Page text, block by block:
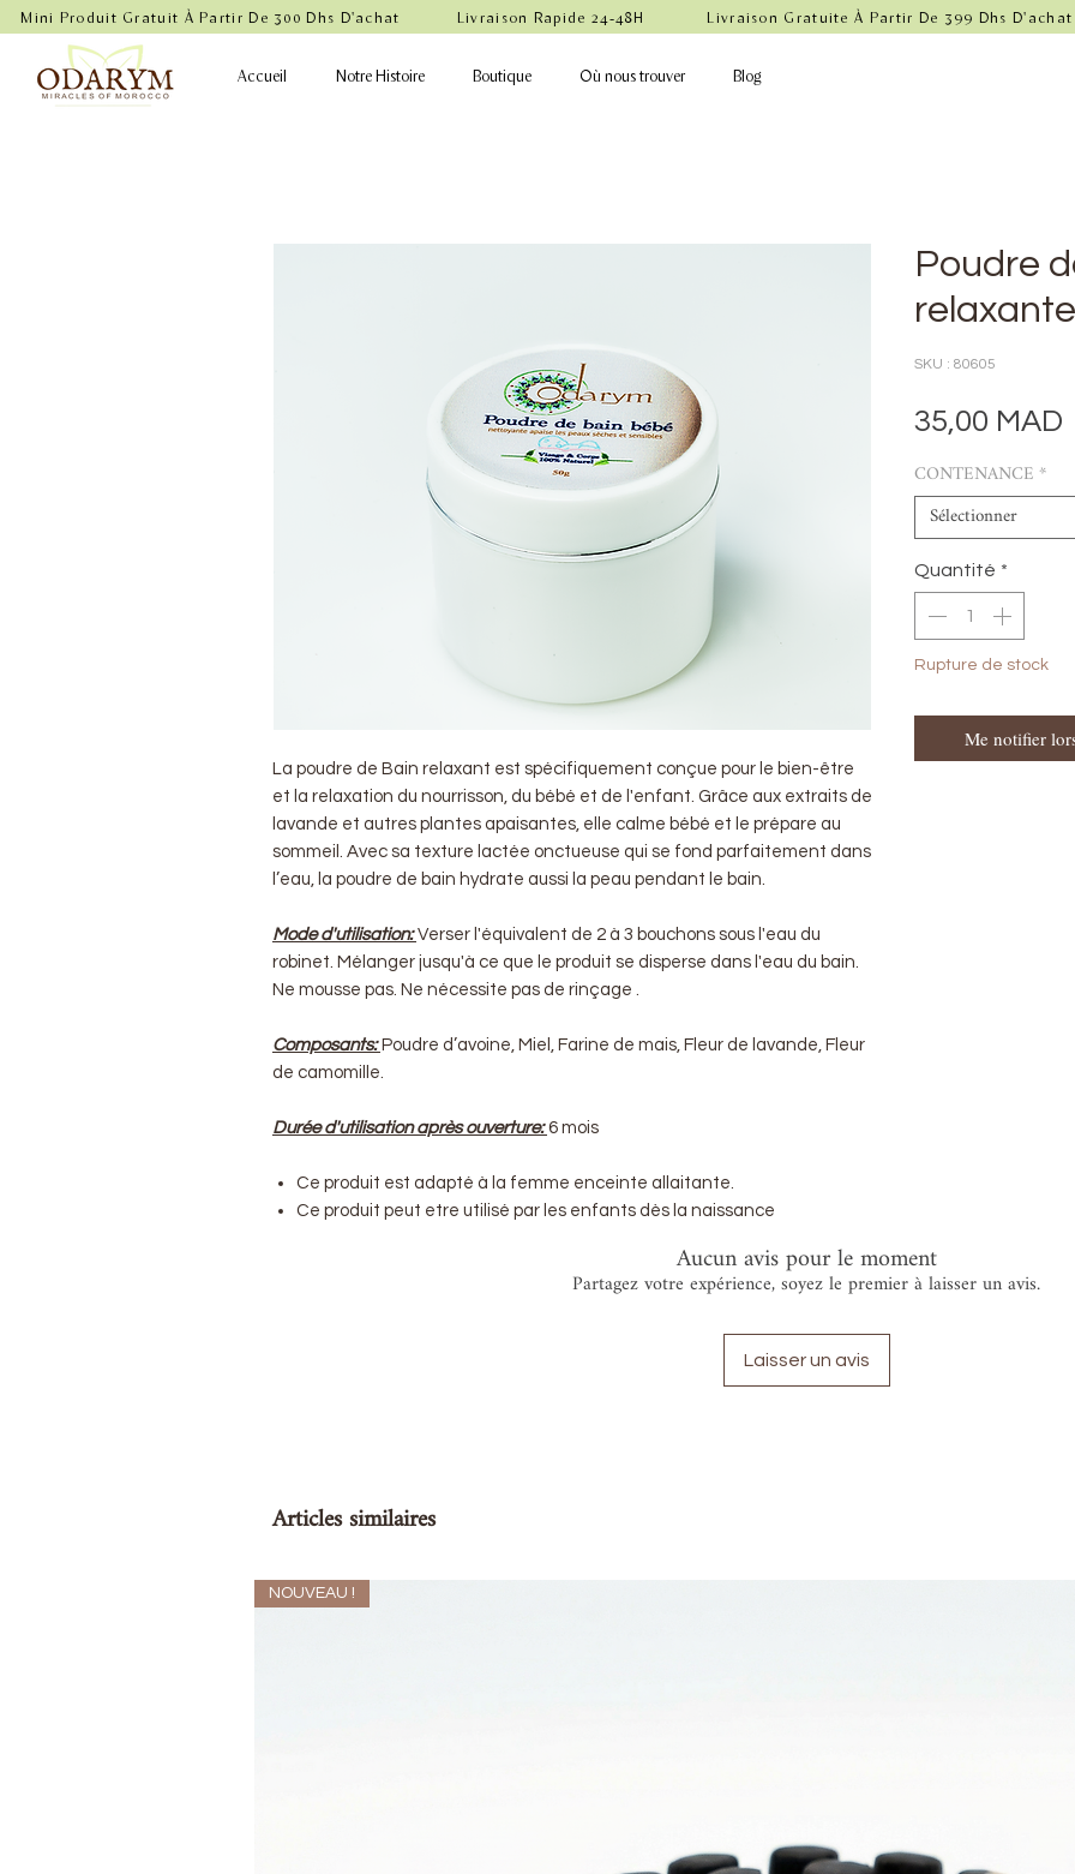
    Mini Produit Gratuit À Partir De 300 Dhs D'achat           Livraison Rapide 24-48H            Livraison Gratuite À Partir De 399 Dhs D'achat
Accueil Notre Histoire Boutique Où nous trouver Blog
La poudre de Bain relaxant est spécifiquement conçue pour le bien-être
et la relaxation du nourrisson, du bébé et de l'enfant. Grâce aux extraits de
lavande et autres plantes apaisantes, elle calme bébé et le prépare au
sommeil. Avec sa texture lactée onctueuse qui se fond parfaitement dans
l’eau, la poudre de bain hydrate aussi la peau pendant le bain.
Mode d'utilisation:Verser l'équivalent de 2 à 3 bouchons sous l'eau du
robinet. Mélanger jusqu'à ce que le produit se disperse dans l'eau du bain.
Ne mousse pas. Ne nécessite pas de rinçage .
Composants:Poudre d’avoine, Miel, Farine de mais, Fleur de lavande, Fleur
de camomille.
Durée d'utilisation après ouverture:6 mois
Ce produit est adapté à la femme enceinte allaitante.
Ce produit peut etre utilisé par les enfants dès la naissance
Poudre
relaxante
SKU : 80605
35,00 MAD
CONTENANCE*
Sélectionner
Quantité *
Rupture de stock
Me notifier
Aucun avis pour le moment
Partagez votre expérience, soyez le premier à laisser un avis.
Laisser un avis
Articles similaires
NOUVEAU !